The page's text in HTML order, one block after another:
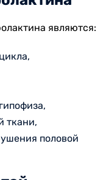
являются:
ткани,
половой